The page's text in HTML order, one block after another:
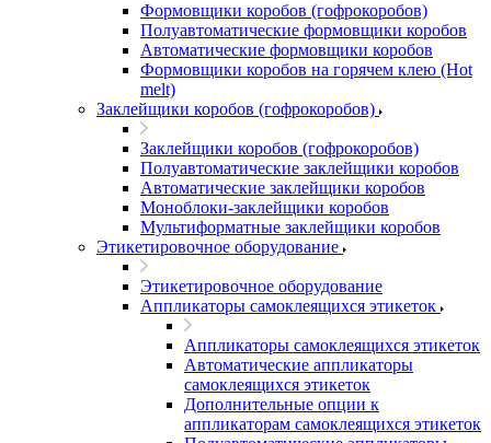
Формовщики коробов (гофрокоробов)
Полуавтоматические формовщики коробов
Автоматические формовщики коробов
Формовщики коробов на горячем клею (Hot
melt)
Заклейщики коробов (гофрокоробов)
Заклейщики коробов (гофрокоробов)
Полуавтоматические заклейщики коробов
Автоматические заклейщики коробов
Моноблоки-заклейщики коробов
Мультиформатные заклейщики коробов
Этикетировочное оборудование
Этикетировочное оборудование
Аппликаторы самоклеящихся этикеток
Аппликаторы самоклеящихся этикеток
Автоматические аппликаторы
самоклеящихся этикеток
Дополнительные опции к
аппликаторам самоклеящихся этикеток